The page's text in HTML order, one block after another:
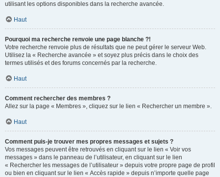
utilisant les options disponibles dans la recherche avancée.
Haut
Pourquoi ma recherche renvoie une page blanche ?!
Votre recherche renvoie plus de résultats que ne peut gérer le serveur Web.
Utilisez la « Recherche avancée » et soyez plus précis dans le choix des
termes utilisés et des forums concernés par la recherche.
Haut
Comment rechercher des membres ?
Allez sur la page « Membres », cliquez sur le lien « Rechercher un membre ».
Haut
Comment puis-je trouver mes propres messages et sujets ?
Vos messages peuvent être retrouvés en cliquant sur le lien « Voir vos
messages » dans le panneau de l’utilisateur, en cliquant sur le lien
« Rechercher les messages de l’utilisateur » depuis votre propre page de profil
ou bien en cliquant sur le lien « Accès rapide » depuis n’importe quelle page